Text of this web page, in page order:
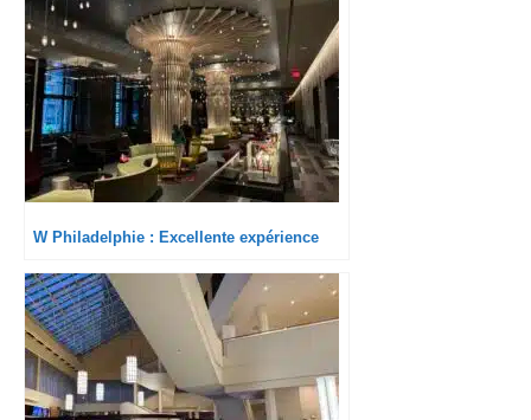
W Philadelphie : Excellente expérience